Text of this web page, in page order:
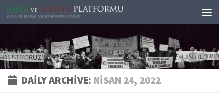
Skip to content
DAILY ARCHIVE: NISAN 24, 2022